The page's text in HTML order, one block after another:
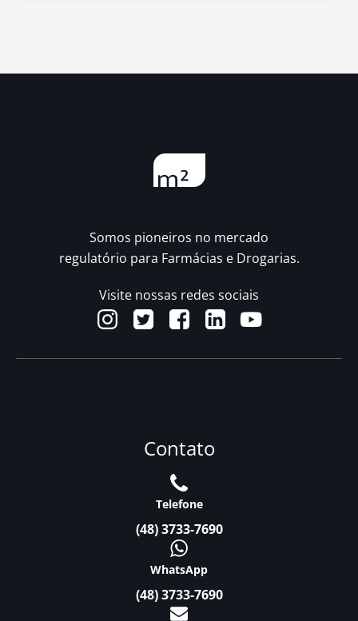
Somos pioneiros no mercado
regulatório para Farmácias e Drogarias.
Visite nossas redes sociais
Contato
Telefone
(48) 3733-7690
WhatsApp
(48) 3733-7690